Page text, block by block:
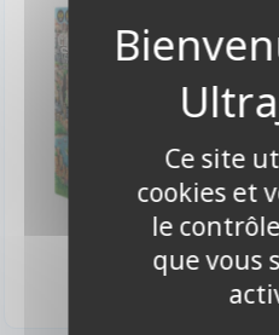
27,90 €
Disponible
Ce site
cookies et
le
que vous